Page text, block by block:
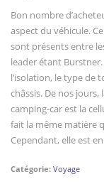
Bon nombre
aspect du véhicule.
sont présents entre
leader étant
l’isolation, le type de
châssis. De nos
camping-car est la
fait la même matière
Cependant, elle est
Catégorie: Voyage